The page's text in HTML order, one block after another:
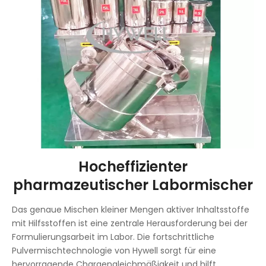
Hocheffizienter
pharmazeutischer Labormischer
Das genaue Mischen kleiner Mengen aktiver Inhaltsstoffe
mit Hilfsstoffen ist eine zentrale Herausforderung bei der
Formulierungsarbeit im Labor. Die fortschrittliche
Pulvermischtechnologie von Hywell sorgt für eine